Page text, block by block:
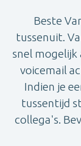
Beste
tussenuit.
snel mogelijk
voicemail
Indien je
tussentijd
collega's.